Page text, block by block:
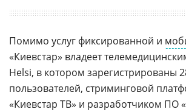
Помимо услуг фиксированной и
«Киевстар» владеет
Helsi, в котором зарегистрированы
пользователей, стриминговой
«Киевстар ТВ» и разработчиком ПО